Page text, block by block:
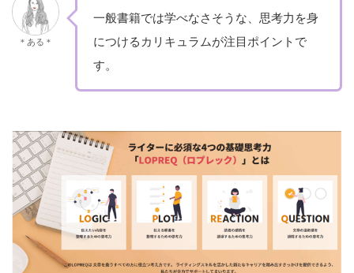
＊ある＊
一般書籍では学べなさそうな、思考力を身
につけるカリキュラムが注目ポイントで
す。